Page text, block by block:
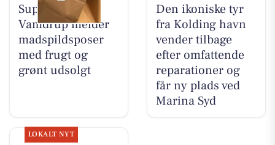
SuperBrugsen
Vamdrup melder
madspildsposer
med frugt og
grønt udsolgt
Den ikoniske tyr
fra Kolding havn
vender tilbage
efter omfattende
reparationer og
får ny plads ved
Marina Syd
LOKALT NYT